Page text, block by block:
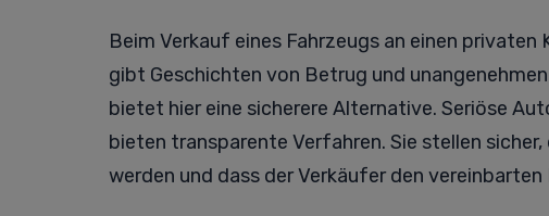
Beim Verkauf eines Fahrzeugs an einen
gibt Geschichten von Betrug und
bietet hier eine sicherere Alternative. Seriöse
bieten transparente Verfahren. Sie stellen
werden und dass der Verkäufer den